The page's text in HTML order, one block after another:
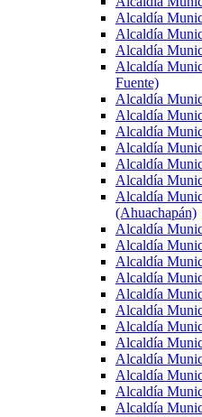
Alcaldía
Alcaldía
Alcaldía
Alcaldía
Fuente)
Alcaldía
Alcaldía
Alcaldía
Alcaldía
Alcaldía
Alcaldía
Alcaldía
(Ahuachapán)
Alcaldía
Alcaldía
Alcaldía
Alcaldía
Alcaldía
Alcaldía
Alcaldía
Alcaldía
Alcaldía
Alcaldía
Alcaldía
Alcaldía